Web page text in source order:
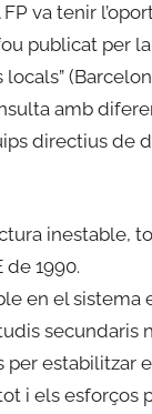
FP va tenir
publicat per
amb
directius de
inestable,
de 1990.
en el sistema
secundaris
per estabilitzar
i els esforços